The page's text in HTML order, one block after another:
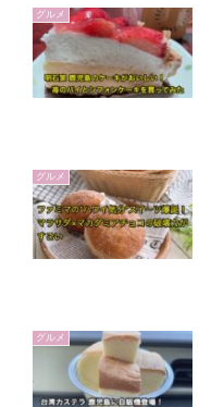
グルメ
グルメ
グルメ